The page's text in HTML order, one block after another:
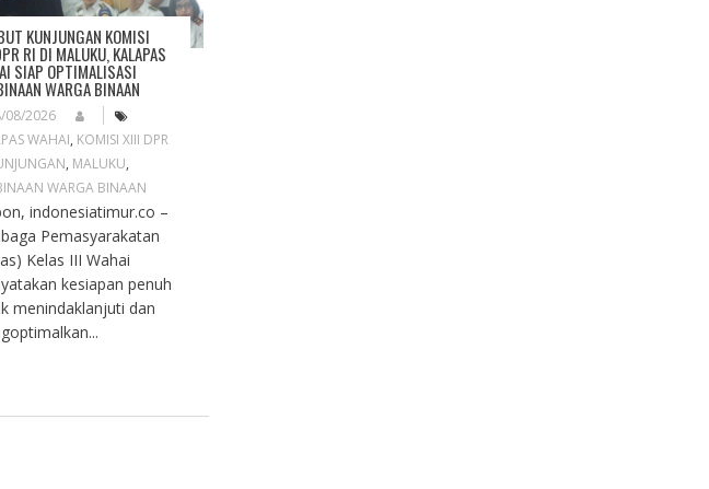
KUNJUNGAN KOMISI
RI DI MALUKU, KALAPAS
SIAP OPTIMALISASI
WARGA BINAAN
08/2026
WAHAI, KOMISI XIII DPR
, MALUKU,
WARGA BINAAN
indonesiatimur.co –
Pemasyarakatan
Kelas III Wahai
kesiapan penuh
menindaklanjuti dan